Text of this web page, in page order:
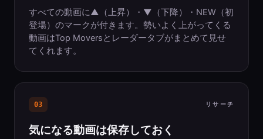
すべての動画に▲（上昇）・▼（下降）・NEW（初
登場）のマークが付きます。勢いよく上がってくる
動画はTop Moversとレーダータブがまとめて見せ
てくれます。
03 リサーチ
気になる動画は保存しておく